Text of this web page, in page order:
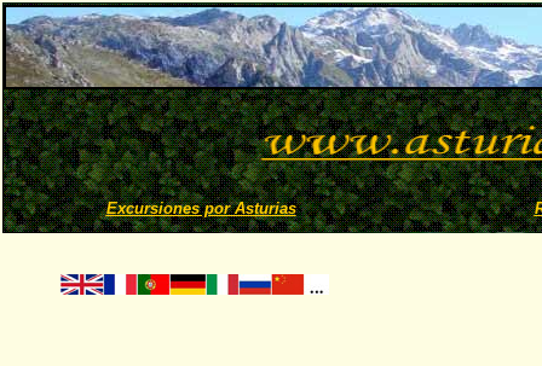
Excursiones por Asturias